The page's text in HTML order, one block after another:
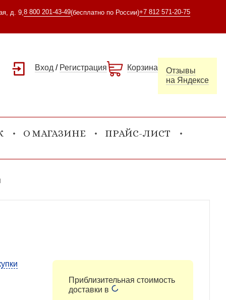
д. 9, 8 800 201-43-49(бесплатно по России)+7 812 571-20-75
Вход / Регистрация Корзина
Отзывы
на Яндексе
О МАГАЗИНЕ ПРАЙС-ЛИСТ
Приблизительная стоимость
доставки в